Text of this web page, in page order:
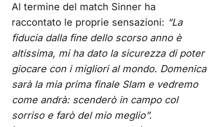
Al termine del match Sinner ha
raccontato le proprie sensazioni: “La
fiducia dalla fine dello scorso anno è
altissima, mi ha dato la sicurezza di poter
giocare con i migliori al mondo. Domenica
sarà la mia prima finale Slam e vedremo
come andrà: scenderò in campo col
sorriso e farò del mio meglio”.